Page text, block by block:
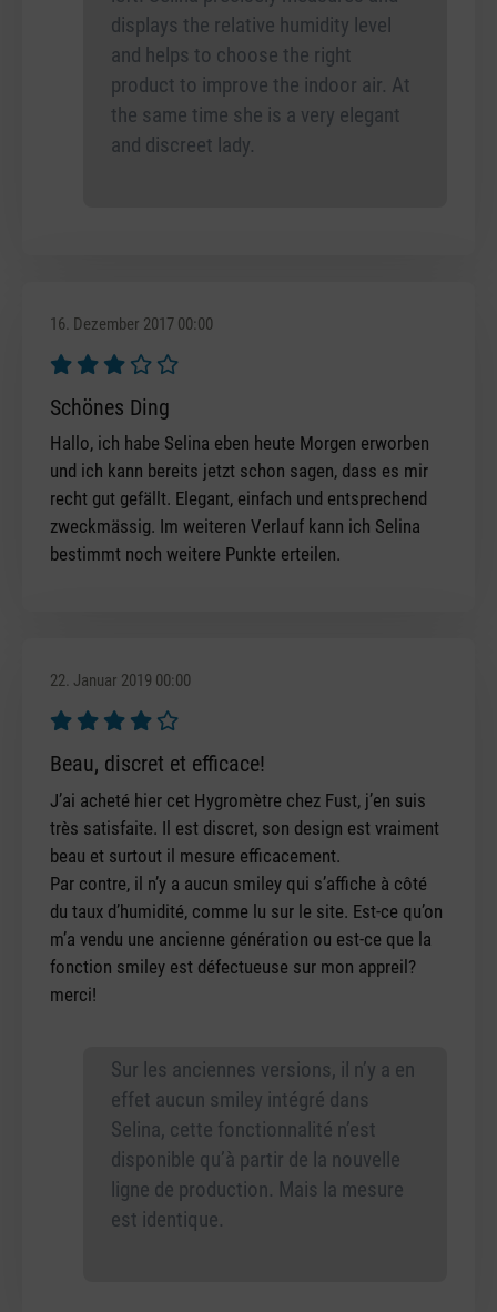
displays the relative humidity level
and helps to choose the right
product to improve the indoor air. At
the same time she is a very elegant
and discreet lady.
16. Dezember 2017 00:00
Bewertung mit 3 von 5 Sternen
Schönes Ding
Hallo, ich habe Selina eben heute Morgen erworben
und ich kann bereits jetzt schon sagen, dass es mir
recht gut gefällt. Elegant, einfach und entsprechend
zweckmässig. Im weiteren Verlauf kann ich Selina
bestimmt noch weitere Punkte erteilen.
22. Januar 2019 00:00
Bewertung mit 4 von 5 Sternen
Beau, discret et efficace!
J’ai acheté hier cet Hygromètre chez Fust, j’en suis
très satisfaite. Il est discret, son design est vraiment
beau et surtout il mesure efficacement.
Par contre, il n’y a aucun smiley qui s’affiche à côté
du taux d’humidité, comme lu sur le site. Est-ce qu’on
m’a vendu une ancienne génération ou est-ce que la
fonction smiley est défectueuse sur mon appreil?
merci!
Sur les anciennes versions, il n’y a en
effet aucun smiley intégré dans
Selina, cette fonctionnalité n’est
disponible qu’à partir de la nouvelle
ligne de production. Mais la mesure
est identique.